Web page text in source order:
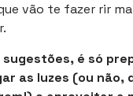
vão te fazer rir
sugestões, é só
as luzes (ou não,